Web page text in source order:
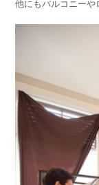
他にもバルコニー